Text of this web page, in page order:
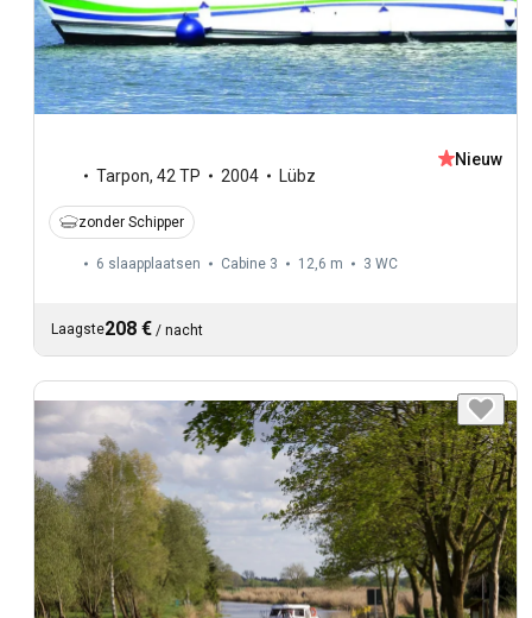
Tarpon, 42 TP 2004 Lübz
Nieuw
zonder Schipper
6 slaapplaatsen Cabine 3 12,6 m 3 WC
Laagste208 € / nacht